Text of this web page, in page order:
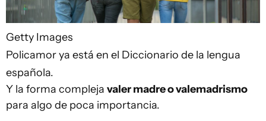
Getty Images
Policamor ya está en el Diccionario de la lengua
española.
Y la forma compleja valer madre o valemadrismo
para algo de poca importancia.